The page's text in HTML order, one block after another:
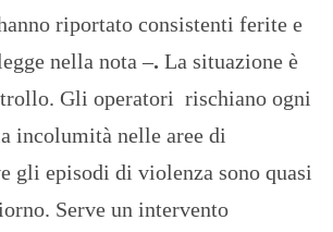
riportato consistenti ferite e
nella nota –. La situazione è
Gli operatori rischiano ogni
incolumità nelle aree di
gli episodi di violenza sono quasi
Serve un intervento